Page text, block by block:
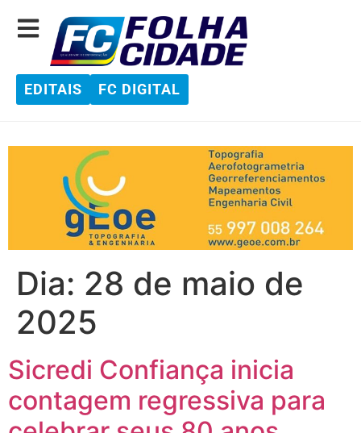
EDITAIS FC DIGITAL
Dia: 28 de maio de
2025
Sicredi Confiança inicia
contagem regressiva para